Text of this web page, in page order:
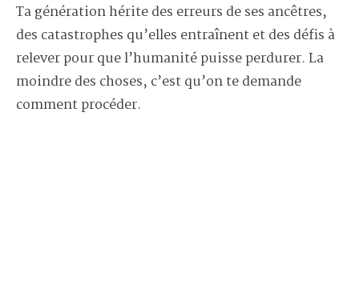
Ta génération hérite des erreurs de ses ancêtres,
des catastrophes qu’elles entraînent et des défis à
relever pour que l’humanité puisse perdurer. La
moindre des choses, c’est qu’on te demande
comment procéder.